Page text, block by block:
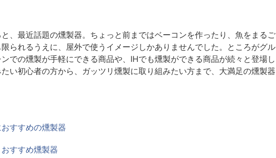
、最近話題の燻製器。ちょっと前まではベーコンを作ったり、魚をまるご
られるうえに、屋外で使うイメージしかありませんでした。ところがグル
での燻製が手軽にできる商品や、IHでも燻製ができる商品が続々と登場し
い初心者の方から、ガッツリ燻製に取り組みたい方まで、大満足の燻製器
すすめの燻製器
すすめ燻製器